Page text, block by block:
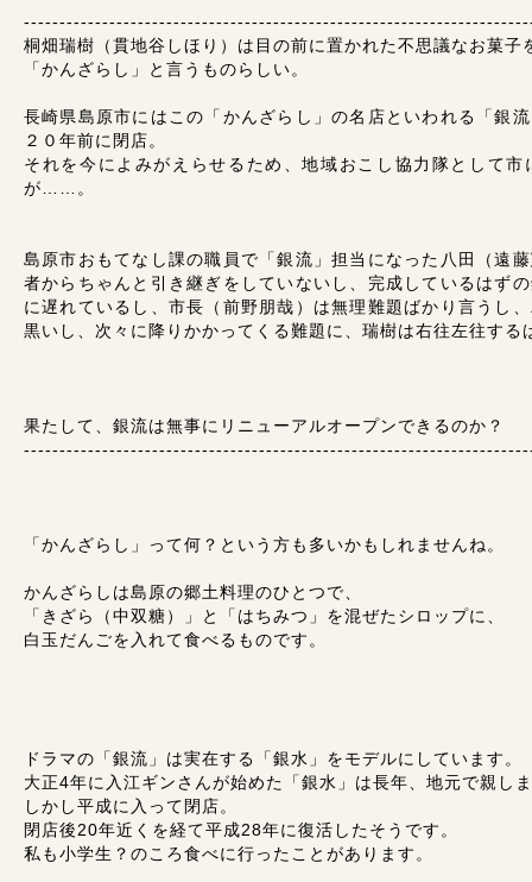
桐畑瑞樹（貫地谷しほり）は目の前に置かれた不思議なお菓
「かんざらし」と言うものらしい。
長崎県島原市にはこの「かんざらし」の名店といわれる「銀
２０年前に閉店。
それを今によみがえらせるため、地域おこし協力隊として
が……。
島原市おもてなし課の職員で「銀流」担当になった八田（遠
者からちゃんと引き継ぎをしていないし、完成しているはず
に遅れているし、市長（前野朋哉）は無理難題ばかり言うし
黒いし、次々に降りかかってくる難題に、瑞樹は右往左往する
果たして、銀流は無事にリニューアルオープンできるのか？
「かんざらし」って何？という方も多いかもしれませんね。
かんざらしは島原の郷土料理のひとつで、
「きざら（中双糖）」と「はちみつ」を混ぜたシロップに、
白玉だんごを入れて食べるものです。
ドラマの「銀流」は実在する「銀水」をモデルにしています。
大正4年に入江ギンさんが始めた「銀水」は長年、地元で親し
しかし平成に入って閉店。
閉店後20年近くを経て平成28年に復活したそうです。
私も小学生？のころ食べに行ったことがあります。